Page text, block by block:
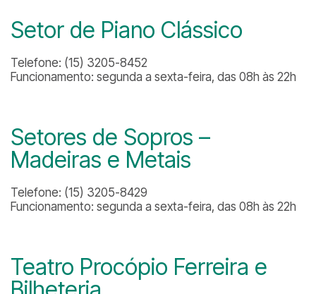
Setor de Piano Clássico
Telefone: (15) 3205-8452
Funcionamento: segunda a sexta-feira, das 08h às 22h
Setores de Sopros –
Madeiras e Metais
Telefone: (15) 3205-8429
Funcionamento: segunda a sexta-feira, das 08h às 22h
Teatro Procópio Ferreira e